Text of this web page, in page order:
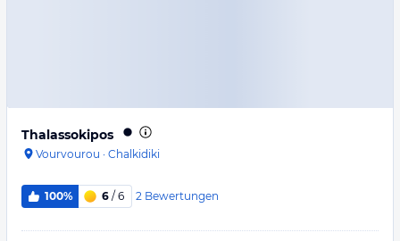
Thalassokipos
Vourvourou · Chalkidiki
100% 6 / 6 2 Bewertungen